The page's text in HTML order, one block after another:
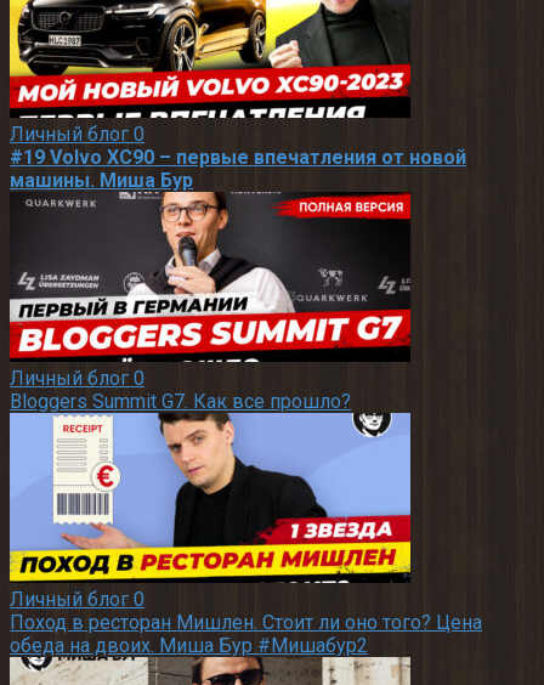
Личный блог 0
#19 Volvo XC90 – первые впечатления от новой
машины. Миша Бур
Личный блог 0
Bloggers Summit G7. Как все прошло?
Личный блог 0
Поход в ресторан Мишлен. Стоит ли оно того? Цена
обеда на двоих. Миша Бур #Мишабур2